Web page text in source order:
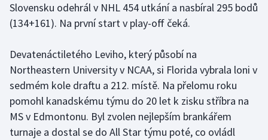
Slovensku odehrál v NHL 454 utkání a nasbíral 295 bodů
(134+161). Na první start v play-off čeká.
Devatenáctiletého Leviho, který působí na
Northeastern University v NCAA, si Florida vybrala loni v
sedmém kole draftu a 212. místě. Na přelomu roku
pomohl kanadskému týmu do 20 let k zisku stříbra na
MS v Edmontonu. Byl zvolen nejlepším brankářem
turnaje a dostal se do All Star týmu poté, co ovládl